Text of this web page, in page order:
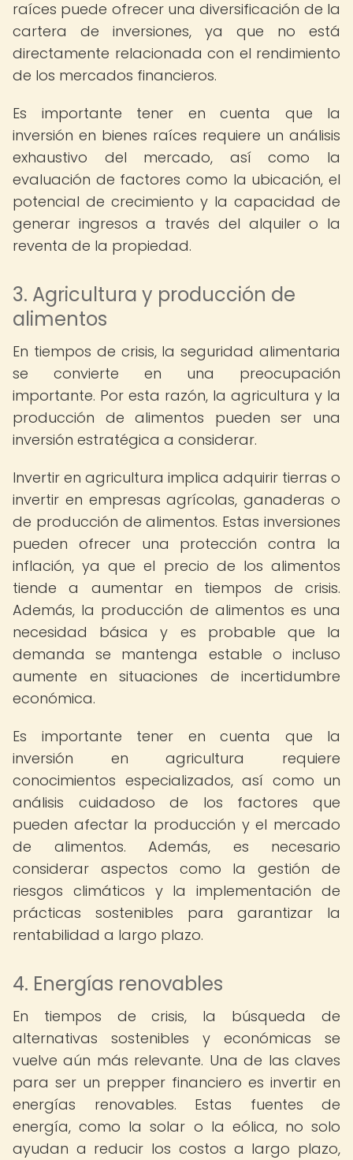
raíces puede ofrecer una diversificación de la
cartera de inversiones, ya que no está
directamente relacionada con el rendimiento
de los mercados financieros.
Es importante tener en cuenta que la
inversión en bienes raíces requiere un análisis
exhaustivo del mercado, así como la
evaluación de factores como la ubicación, el
potencial de crecimiento y la capacidad de
generar ingresos a través del alquiler o la
reventa de la propiedad.
3. Agricultura y producción de
alimentos
En tiempos de crisis, la seguridad alimentaria
se convierte en una preocupación
importante. Por esta razón, la agricultura y la
producción de alimentos pueden ser una
inversión estratégica a considerar.
Invertir en agricultura implica adquirir tierras o
invertir en empresas agrícolas, ganaderas o
de producción de alimentos. Estas inversiones
pueden ofrecer una protección contra la
inflación, ya que el precio de los alimentos
tiende a aumentar en tiempos de crisis.
Además, la producción de alimentos es una
necesidad básica y es probable que la
demanda se mantenga estable o incluso
aumente en situaciones de incertidumbre
económica.
Es importante tener en cuenta que la
inversión en agricultura requiere
conocimientos especializados, así como un
análisis cuidadoso de los factores que
pueden afectar la producción y el mercado
de alimentos. Además, es necesario
considerar aspectos como la gestión de
riesgos climáticos y la implementación de
prácticas sostenibles para garantizar la
rentabilidad a largo plazo.
4. Energías renovables
En tiempos de crisis, la búsqueda de
alternativas sostenibles y económicas se
vuelve aún más relevante. Una de las claves
para ser un prepper financiero es invertir en
energías renovables. Estas fuentes de
energía, como la solar o la eólica, no solo
ayudan a reducir los costos a largo plazo,